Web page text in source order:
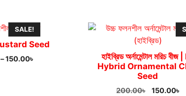
140.00৳
SALE!
Seed
–150.00৳Price
হাইব্রিড অর্নামেন্টাল মরিচ বীজ
Hybrid Ornamental
Seed
200.00৳
Original
150.00৳